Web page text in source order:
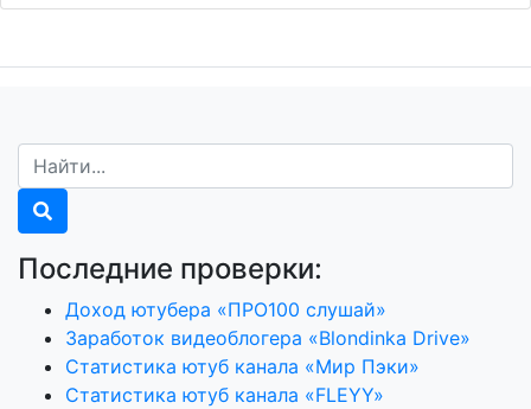
Последние проверки:
Доход ютубера «ПРО100 слушай»
Заработок видеоблогера «Blondinka Drive»
Статистика ютуб канала «Мир Пэки»
Статистика ютуб канала «FLEYY»